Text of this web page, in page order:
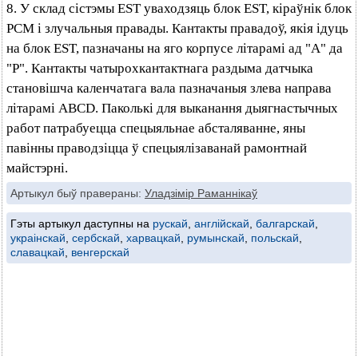
8. У склад сістэмы EST уваходзяць блок EST, кіраўнік блок
РСМ і злучальныя правады. Кантакты правадоў, якія ідуць
на блок EST, пазначаны на яго корпусе літарамі ад "А" да
"Р". Кантакты чатырохкантактнага раздыма датчыка
становішча каленчатага вала пазначаныя злева направа
літарамі ABCD. Паколькі для выканання дыягнастычных
работ патрабуецца спецыяльнае абсталяванне, яны
павінны праводзіцца ў спецыялізаванай рамонтнай
майстэрні.
Артыкул быў правераны: Уладзімір Раманнікаў
Гэты артыкул даступны на рускай англійскай балгарскай
украінскай сербскай харвацкай румынскай польскай
славацкай
венгерскай